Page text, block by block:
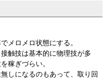
メロメロ状態にする。
触技は基本的に物理技が多
稼ぎづらい。
しになるのもあって、取り回